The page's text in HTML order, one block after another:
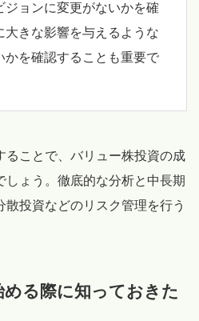
ジョンに変更がないかを確
大きな影響を与えるような
かを確認することも重要で
ることで、バリュー株投資の成
ょう。徹底的な分析と中長期
投資などのリスク管理を行う
る際に知っておきた